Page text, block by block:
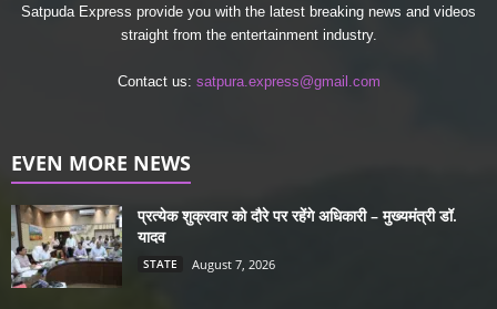
Satpuda Express provide you with the latest breaking news and videos
straight from the entertainment industry.
Contact us: satpura.express@gmail.com
EVEN MORE NEWS
प्रत्येक शुक्रवार को दौरे पर रहेंगे अधिकारी – मुख्यमंत्री डॉ.
यादव
STATE August 7, 2026